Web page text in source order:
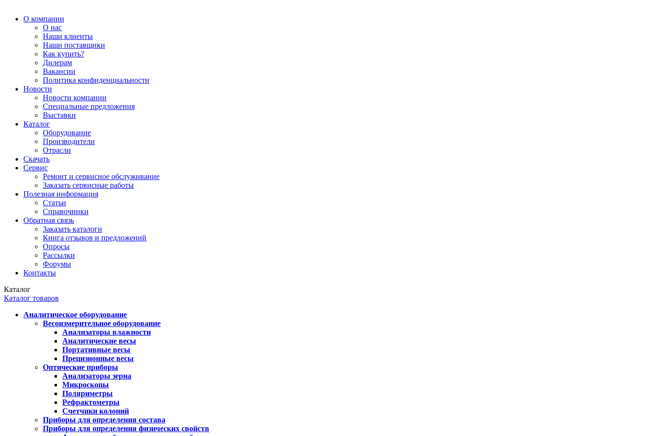
О компании
О нас
Наши клиенты
Наши поставщики
Как купить?
Дилерам
Вакансии
Политика конфиденциальности
Новости
Новости компании
Специальные предложения
Выставки
Каталог
Оборудование
Производители
Отрасли
Скачать
Сервис
Ремонт и сервисное обслуживание
Заказать сервисные работы
Полезная информация
Статьи
Справочники
Обратная связь
Заказать каталоги
Книга отзывов и предложений
Опросы
Рассылки
Форумы
Контакты
Каталог
Каталог товаров
Аналитическое оборудование
Весоизмерительное оборудование
Анализаторы влажности
Аналитические весы
Портативные весы
Прецизионные весы
Оптические приборы
Анализаторы зерна
Микроскопы
Поляриметры
Рефрактометры
Счетчики колоний
Приборы для определения состава
Приборы для определения физических свойств